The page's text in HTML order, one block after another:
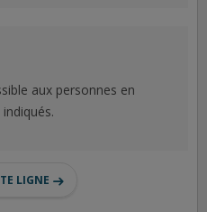
aux personnes en
LIGNE